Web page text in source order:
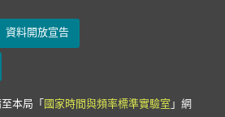
資料開放宣告
本局「 國家時間與頻率標準實驗室 」網